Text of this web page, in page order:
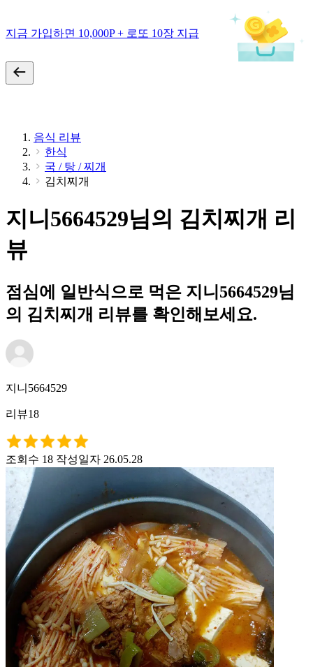
지금 가입하면 10,000P + 로또 10장 지급
음식 리뷰
한식
국 / 탕 / 찌개
김치찌개
지니5664529님의 김치찌개 리
뷰
점심에 일반식으로 먹은 지니5664529님
의 김치찌개 리뷰를 확인해보세요.
지니5664529
리뷰18
조회수 18 작성일자 26.05.28